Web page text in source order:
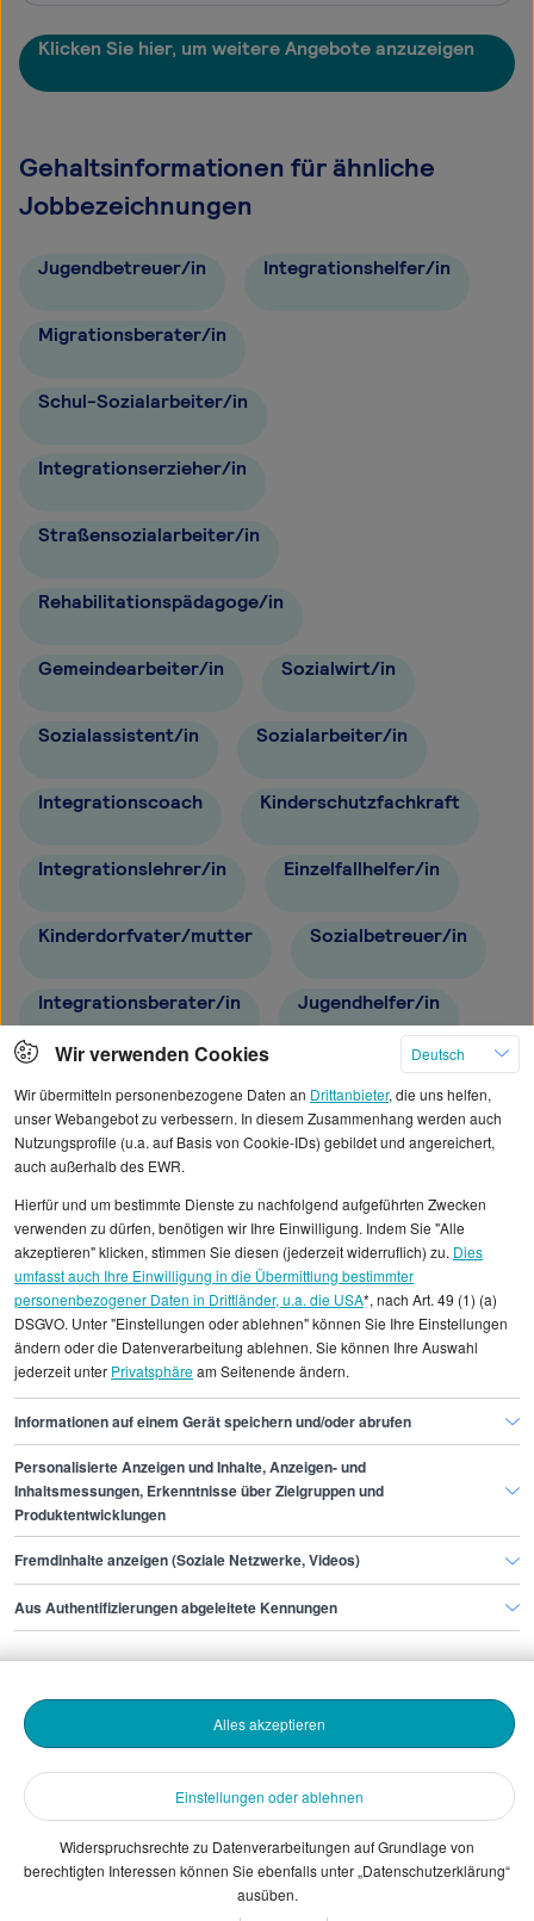
Klicken Sie hier, um weitere Angebote anzuzeigen
Gehaltsinformationen für ähnliche
Jobbezeichnungen
Jugendbetreuer/in Integrationshelfer/in
Migrationsberater/in
Schul-Sozialarbeiter/in
Integrationserzieher/in
Straßensozialarbeiter/in
Rehabilitationspädagoge/in
Gemeindearbeiter/in Sozialwirt/in
Sozialassistent/in Sozialarbeiter/in
Integrationscoach Kinderschutzfachkraft
Integrationslehrer/in Einzelfallhelfer/in
Kinderdorfvater/mutter Sozialbetreuer/in
Integrationsberater/in Jugendhelfer/in
Dipl.-Sozialarbeiter/in
Alle angezeigten Gehaltsdaten beruhen auf
statistischen Erhebungen durch StepStone. Es sind
Durchschnittswerte und die Angaben können nicht
einzelnen Stellenangeboten zugeordnet werden.
Gehaltsinformationen Soziales Sozialpädagoge/in
Finde den Job,
der zu dir passt.
Bewerbende
The Stepstone Group GmbH © 2026
Wir verwenden Cookies
Deutsch
Wir übermitteln personenbezogene Daten an Drittanbieter, die uns helfen,
unser Webangebot zu verbessern. In diesem Zusammenhang werden auch
Nutzungsprofile (u.a. auf Basis von Cookie-IDs) gebildet und angereichert,
auch außerhalb des EWR.
Hierfür und um bestimmte Dienste zu nachfolgend aufgeführten Zwecken
verwenden zu dürfen, benötigen wir Ihre Einwilligung. Indem Sie "Alle
akzeptieren" klicken, stimmen Sie diesen (jederzeit widerruflich) zu. Dies
umfasst auch Ihre Einwilligung in die Übermittlung bestimmter
personenbezogener Daten in Drittländer, u.a. die USA*, nach Art. 49 (1) (a)
DSGVO. Unter "Einstellungen oder ablehnen" können Sie Ihre Einstellungen
ändern oder die Datenverarbeitung ablehnen. Sie können Ihre Auswahl
jederzeit unter Privatsphäream Seitenende ändern.
Informationen auf einem Gerät speichern und/oder abrufen
Personalisierte Anzeigen und Inhalte, Anzeigen- und
Inhaltsmessungen, Erkenntnisse über Zielgruppen und
Produktentwicklungen
Fremdinhalte anzeigen (Soziale Netzwerke, Videos)
Aus Authentifizierungen abgeleitete Kennungen
Einstellungen oder ablehnen
Alles akzeptieren
Widerspruchsrechte zu Datenverarbeitungen auf Grundlage von
berechtigten Interessen können Sie ebenfalls unter „Datenschutzerklärung“
ausüben.